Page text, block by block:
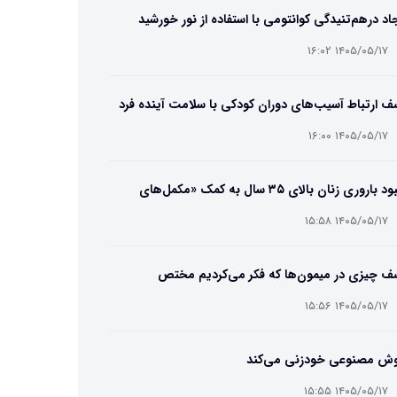
درهم‌تنیدگی کوانتومی با استفاده از نور خورشید
۱۴۰۵/۰۵/۱۷ ۱۶:۰۲
ارتباط آسیب‌های دوران کودکی با سلامت آینده فرد
۱۴۰۵/۰۵/۱۷ ۱۶:۰۰
بهبود باروری زنان بالای ۳۵ سال به کمک «مکمل‌های
۱۴۰۵/۰۵/۱۷ ۱۵:۵۸
چیزی در میمون‌ها که فکر می‌کردیم مختص
۱۴۰۵/۰۵/۱۷ ۱۵:۵۶
مصنوعی خودزنی می‌کند
۱۴۰۵/۰۵/۱۷ ۱۵:۵۵